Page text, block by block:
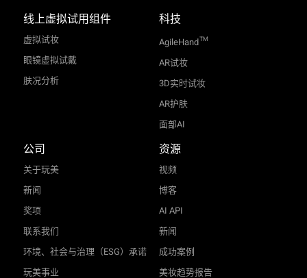
线上虚拟试用组件
虚拟试妆
眼镜虚拟试戴
肤况分析
科技
AgileHandTM
AR试妆
3D实时试妆
AR护肤
面部AI
公司
关于玩美
新闻
奖项
联系我们
环境、社会与治理（ESG）承诺
玩美事业
资源
视频
博客
AI API
新闻
成功案例
美妆趋势报告